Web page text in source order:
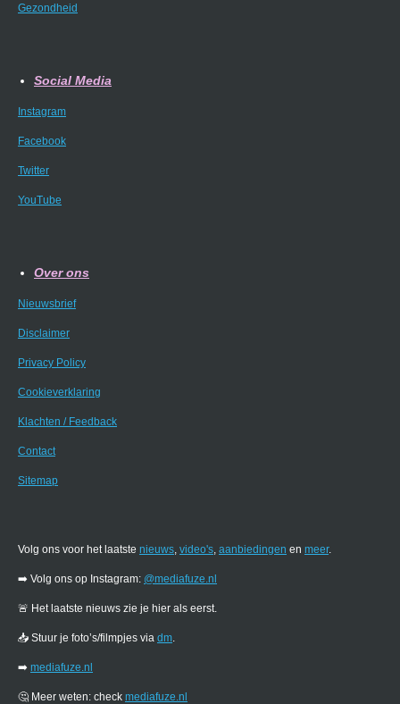
Gezondheid
Social Media
Instagram
Facebook
Twitter
YouTube
Over ons
Nieuwsbrief
Disclaimer
Privacy Policy
Cookieverklaring
Klachten / Feedback
Contact
Sitemap
Volg ons voor het laatste nieuws, video's, aanbiedingen en meer.
➡️ Volg ons op Instagram: @mediafuze.nl
🚨 Het laatste nieuws zie je hier als eerst.
📥 Stuur je foto’s/filmpjes via dm.
➡️ mediafuze.nl
🤔 Meer weten: check mediafuze.nl